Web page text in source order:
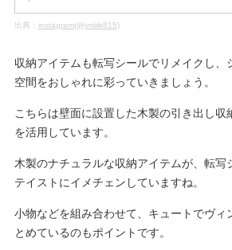
出典： instagram(@yriiiiik815)
収納アイテムも転写シールでリメイクし、
空間をおしゃれに彩っていきましょう。
こちらは壁面に設置した木製の引き出し収
を活用しています。
木製のナチュラルな収納アイテムが、転写
テイストにイメチェンしていますね。
小物などを組み合わせて、キュートでヴィ
とめているのもポイントです。